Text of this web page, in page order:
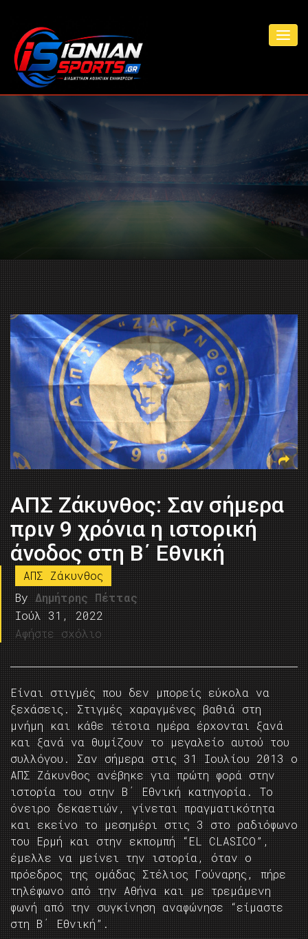
ΑΠΣ Ζάκυνθος: Σαν σήμερα
πριν 9 χρόνια η ιστορική
άνοδος στη Β΄ Εθνική
ΑΠΣ Ζάκυνθος
By Δημήτρης Πέττας
Ιούλ 31, 2022
Αφήστε σχόλιο
Είναι στιγμές που δεν μπορείς εύκολα να
ξεχάσεις. Στιγμές χαραγμένες βαθιά στη
μνήμη και κάθε τέτοια ημέρα έρχονται ξανά
και ξανά να θυμίζουν το μεγαλείο αυτού του
συλλόγου. Σαν σήμερα στις 31 Ιουλίου 2013 ο
ΑΠΣ Ζάκυνθος ανέβηκε για πρώτη φορά στην
ιστορία του στην Β΄ Εθνική κατηγορία. Το
όνειρο δεκαετιών, γίνεται πραγματικότητα
και εκείνο το μεσημέρι στις 3 στο ραδιόφωνο
του Ερμή και στην εκπομπή “EL CLASICO”,
έμελλε να μείνει την ιστορία, όταν ο
πρόεδρος της ομάδας Στέλιος Γούναρης, πήρε
τηλέφωνο από την Αθήνα και με τρεμάμενη
φωνή από την συγκίνηση αναφώνησε “είμαστε
στη Β΄ Εθνική”.